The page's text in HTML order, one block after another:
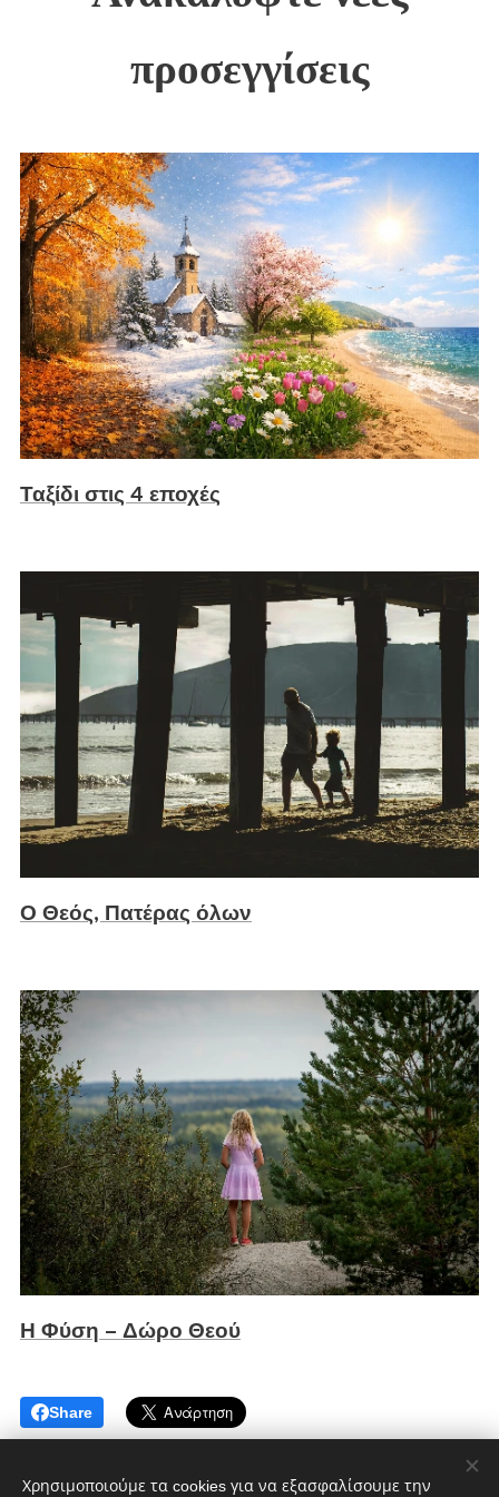
προσεγγίσεις
Ταξίδι στις 4 εποχές
Ο Θεός, Πατέρας όλων
Η Φύση – Δώρο Θεού
Share
Χρησιμοποιούμε τα cookies για να εξασφαλίσουμε την